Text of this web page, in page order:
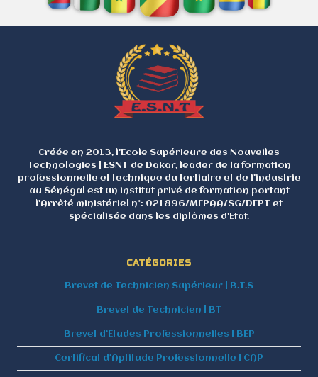
Créée en 2013, l'Ecole Supérieure des Nouvelles
Technologies | ESNT de Dakar, leader de la formation
professionnelle et technique du tertiaire et de l'industrie
au Sénégal est un institut privé de formation portant
l'Arrêté ministériel n°: 021896/MFPAA/SG/DFPT et
spécialisée dans les diplômes d'Etat.
CATÉGORIES
Brevet de Technicien Supérieur | B.T.S
Brevet de Technicien | BT
Brevet d’Etudes Professionnelles | BEP
Certificat d’Aptitude Professionnelle | CAP